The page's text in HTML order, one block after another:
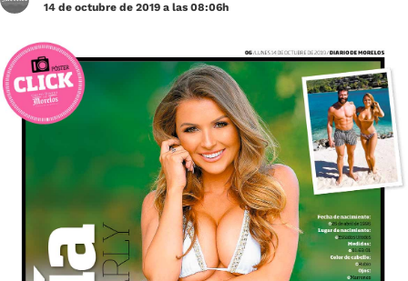
14 de octubre de 2019 a las 08:06h